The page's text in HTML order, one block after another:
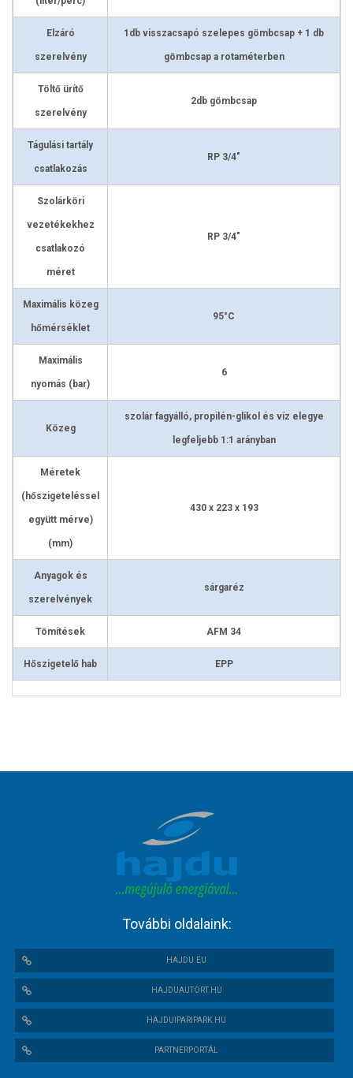
Elzáró
szerelvény
1db visszacsapó szelepes gömbcsap + 1 db
gömbcsap a rotaméterben
Töltő ürítő
szerelvény
2db gömbcsap
Tágulási tartály
csatlakozás
RP 3/4"
Szolárköri
vezetékekhez
csatlakozó
méret
RP 3/4"
Maximális közeg
hőmérséklet
95°C
Maximális
nyomás (bar)
6
Közeg
szolár fagyálló, propilén-glikol és víz elegye
legfeljebb 1:1 arányban
Méretek
(hőszigeteléssel
együtt mérve)
(mm)
430 x 223 x 193
Anyagok és
szerelvények
sárgaréz
Tömítések AFM 34
Hőszigetelő hab EPP
További oldalaink:
HAJDU.EU
HAJDUAUTORT.HU
HAJDUIPARIPARK.HU
PARTNERPORTÁL